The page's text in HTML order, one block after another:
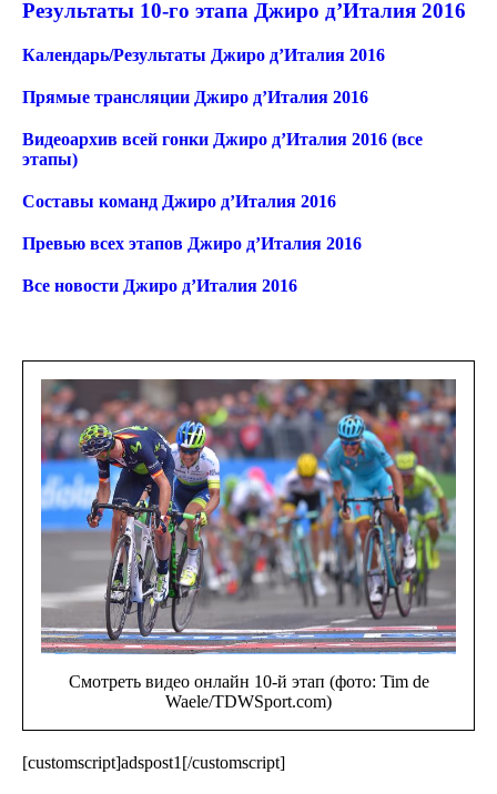
Результаты 10-го этапа Джиро д’Италия 2016
Календарь/Результаты Джиро д’Италия 2016
Прямые трансляции Джиро д’Италия 2016
Видеоархив всей гонки Джиро д’Италия 2016 (все
этапы)
Составы команд Джиро д’Италия 2016
Превью всех этапов Джиро д’Италия 2016
Все новости Джиро д’Италия 2016
Смотреть видео онлайн 10-й этап (фото: Tim de
Waele/TDWSport.com)
[customscript]adspost1[/customscript]